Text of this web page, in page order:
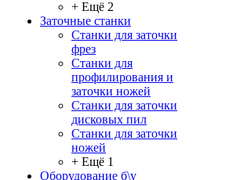
+ Ещё 2
Заточные станки
Станки для заточки
фрез
Станки для
профилирования и
заточки ножей
Станки для заточки
дисковых пил
Станки для заточки
ножей
+ Ещё 1
Оборудование б\у